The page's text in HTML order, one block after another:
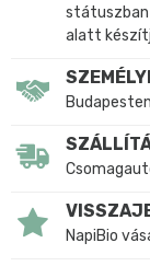
státuszban
alatt
NapiBio